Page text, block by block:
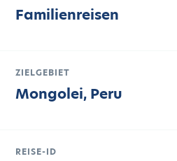
Familienreisen
ZIELGEBIET
Mongolei, Peru
REISE-ID